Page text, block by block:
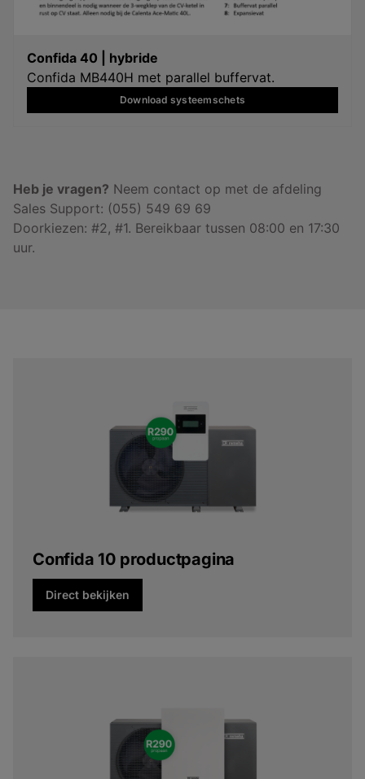
Confida 40 | hybride
Confida MB440H met parallel buffervat.
Download systeemschets
Heb je vragen? Neem contact op met de afdeling
Sales Support: (055) 549 69 69
Doorkiezen: #2, #1. Bereikbaar tussen 08:00 en 17:30
uur.
Confida 10 productpagina
Direct bekijken